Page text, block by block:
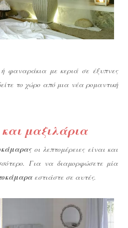
ή φαναράκια με κεριά σε έξυπνες
το χώρο από μια νέα ρομαντική
μαξιλάρια
οι λεπτομέρειες είναι και
Για να διαμορφώσετε μία
εστιάστε σε αυτές.